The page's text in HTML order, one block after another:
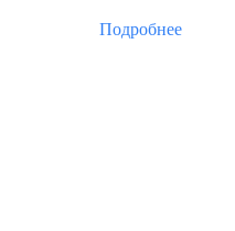
Подробнее